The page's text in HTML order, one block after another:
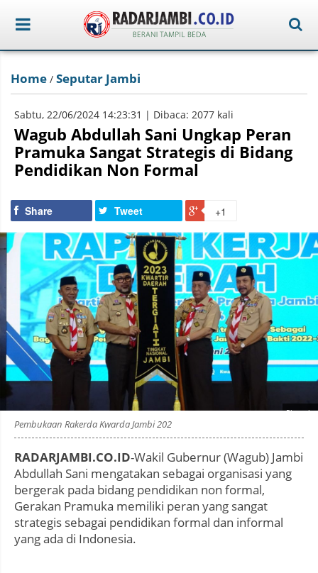
Home / Seputar Jambi
Sabtu, 22/06/2024 14:23:31 | Dibaca: 2077 kali
Wagub Abdullah Sani Ungkap Peran
Pramuka Sangat Strategis di Bidang
Pendidikan Non Formal
Share Tweet +1
Photo by
Pembukaan Rakerda Kwarda Jambi 202
RADARJAMBI.CO.ID-Wakil Gubernur (Wagub) Jambi
Abdullah Sani mengatakan sebagai organisasi yang
bergerak pada bidang pendidikan non formal,
Gerakan Pramuka memiliki peran yang sangat
strategis sebagai pendidikan formal dan informal
yang ada di Indonesia.